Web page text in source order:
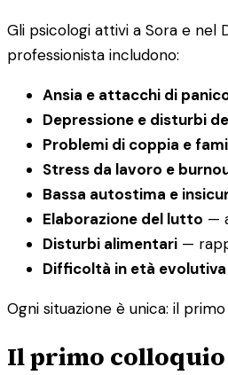
Gli psicologi attivi a Sora e
professionista includono:
Ansia e attacchi di
Depressione e disturbi
Problemi di coppia e
Stress da lavoro e
Bassa autostima e
Elaborazione del lutto —
Disturbi alimentari —
Difficoltà in età evolutiva
Ogni situazione è unica: il
Il primo colloquio